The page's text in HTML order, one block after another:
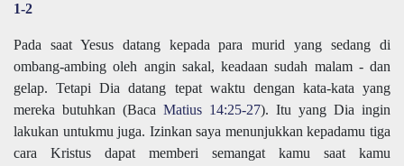
1-2
Pada saat Yesus datang kepada para muridyang sedang di
ombang-ambing oleh angin sakal, keadaan sudah malam- dan
gelap. Tetapi Dia datang tepat waktu dengan kata-kata yang
mereka butuhkan (Baca Matius 14:25-27). Itu yang Dia ingin
lakukan untukmu juga. Izinkan saya menunjukkan kepadamutiga
cara Kristus dapat memberi semangat kamu saat kamu